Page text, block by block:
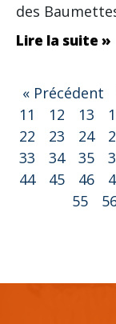
des
Lire la suite »
« Précédent
11
12 13
22
23 24
33
34 35
44
45 46
55